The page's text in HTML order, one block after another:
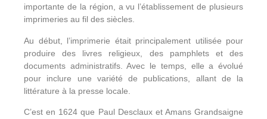
importante de la région, a vu l’établissement de plusieurs
imprimeries au fil des siècles.
Au début, l’imprimerie était principalement utilisée pour
produire des livres religieux, des pamphlets et des
documents administratifs. Avec le temps, elle a évolué
pour inclure une variété de publications, allant de la
littérature à la presse locale.
C’est en 1624 que Paul Desclaux et Amans Grandsaigne